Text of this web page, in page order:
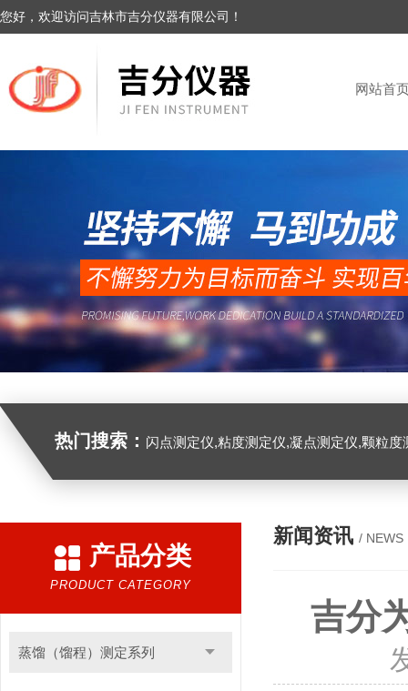
您好，欢迎访问吉林市吉分仪器有限公司！
网站首
热门搜索： 闪点测定仪,粘度测定仪,凝点测定仪,颗粒
产品分类
PRODUCT CATEGORY
蒸馏（馏程）测定系列
新闻资讯 / NEWS
吉分